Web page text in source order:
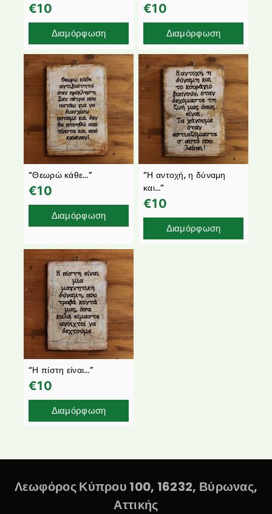
€10
Διαμόρφωση
€10
Διαμόρφωση
“Θεωρώ κάθε…”
€10
Διαμόρφωση
“Η αντοχή, η δύναμη
και…”
€10
Διαμόρφωση
“Η πίστη είναι…”
€10
Διαμόρφωση
Λεωφόρος Κύπρου 100, 16232, Βύρωνας,
Αττικής